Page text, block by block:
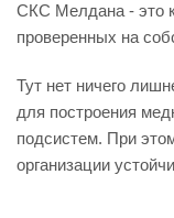
СКС Мелдана - это
проверенных на
Тут нет ничего
для построения
подсистем. При
организации